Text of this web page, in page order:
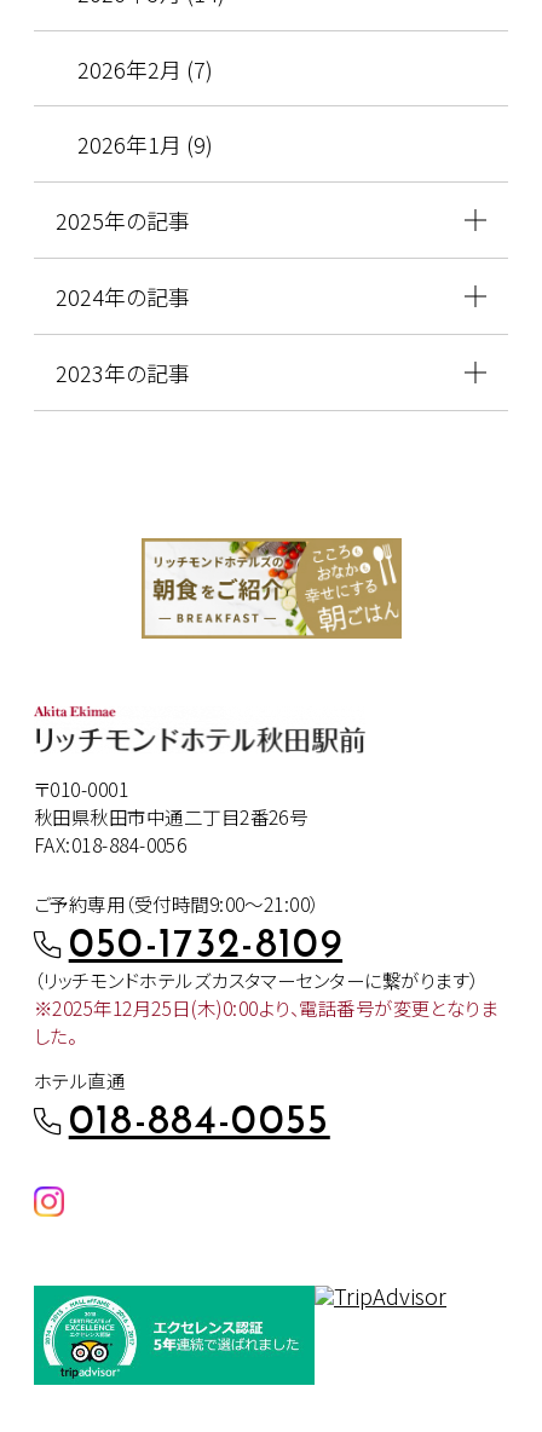
2026年2月 (7)
2026年1月 (9)
2025年の記事
2024年の記事
2023年の記事
〒010-0001
秋田県秋田市中通二丁目2番26号
FAX:018-884-0056
ご予約専用（受付時間9:00～21:00）
050-1732-8109
（リッチモンドホテルズカスタマーセンターに繋がります）
※2025年12月25日(木)0:00より、電話番号が変更となりま
した。
ホテル直通
018-884-0055